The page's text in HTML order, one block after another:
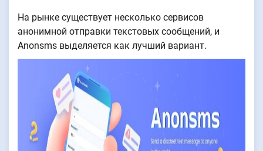
На рынке существует несколько сервисов
анонимной отправки текстовых сообщений, и
Anonsms выделяется как лучший вариант.